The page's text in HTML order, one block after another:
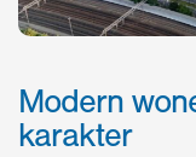
Modern
karakter